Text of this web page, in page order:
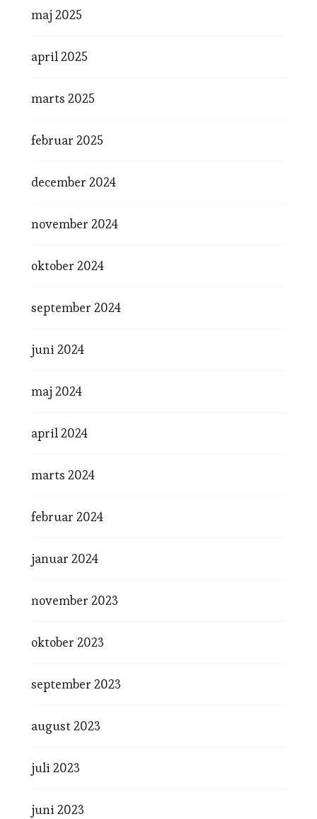
maj 2025
april 2025
marts 2025
februar 2025
december 2024
november 2024
oktober 2024
september 2024
juni 2024
maj 2024
april 2024
marts 2024
februar 2024
januar 2024
november 2023
oktober 2023
september 2023
august 2023
juli 2023
juni 2023